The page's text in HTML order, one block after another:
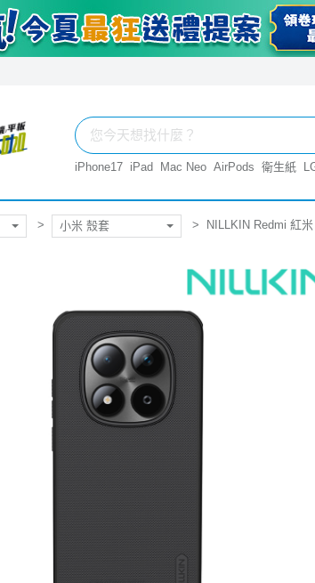
iPhone17 iPad Mac Neo AirPods 衛生紙
小米 殼套 NILLKIN Redmi 紅